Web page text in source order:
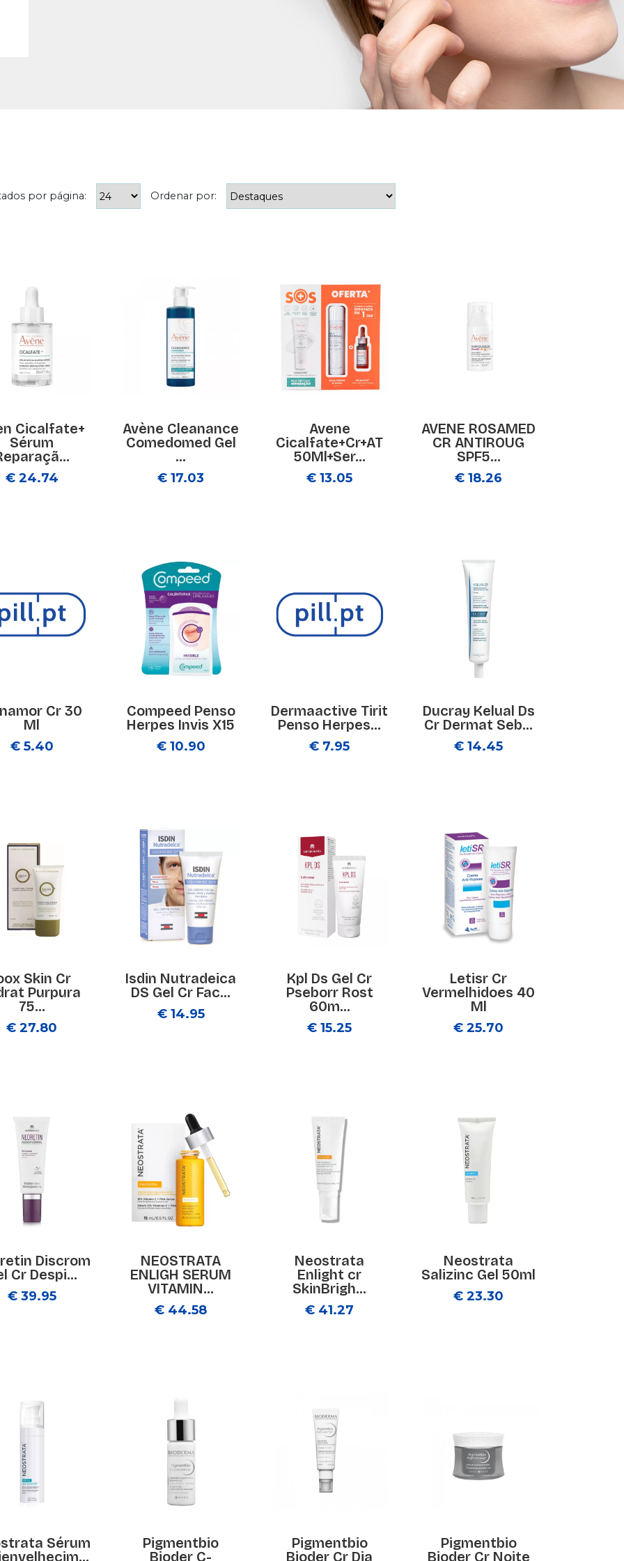
por página: Ordenar por:
Cicalfate+
Sérum
€ 24.74
Avène Cleanance
Comedomed Gel
...
€ 17.03
Avene
Cicalfate+Cr+AT
50Ml+Ser...
€ 13.05
AVENE ROSAMED
CR ANTIROUG
SPF5...
€ 18.26
Cr 30
Ml
€ 5.40
Compeed Penso
Herpes Invis X15
€ 10.90
Dermaactive Tirit
Penso Herpes...
€ 7.95
Ducray Kelual Ds
Cr Dermat Seb...
€ 14.45
Skin Cr
Purpura
75...
€ 27.80
Isdin Nutradeica
DS Gel Cr Fac...
€ 14.95
Kpl Ds Gel Cr
Pseborr Rost
60m...
€ 15.25
Letisr Cr
Vermelhidoes 40
Ml
€ 25.70
Discrom
Cr Despi...
€ 39.95
NEOSTRATA
ENLIGH SERUM
VITAMIN...
€ 44.58
Neostrata
Enlight cr
SkinBrigh...
€ 41.27
Neostrata
Salizinc Gel 50ml
€ 23.30
Sérum
Pigmentbio
Bioder C-
Pigmentbio
Bioder Cr Dia
Pigmentbio
Bioder Cr Noite